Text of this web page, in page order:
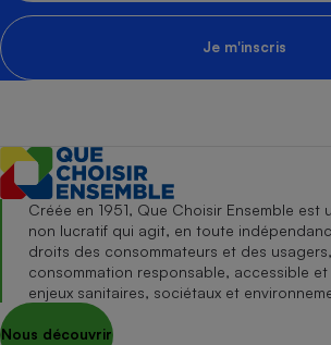
Je m'inscris
Créée en 1951, Que Choisir Ensemble
non lucratif qui agit, en toute
droits des consommateurs et des
consommation responsable, accessible
enjeux sanitaires, sociétaux et
Nous découvrir